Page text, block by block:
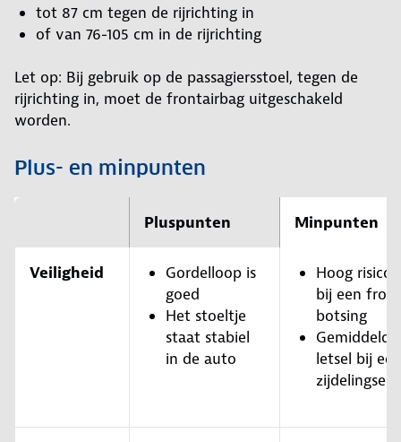
tot 87 cm tegen de rijrichting in
of van 76-105 cm in de rijrichting
Let op: Bij gebruik op de passagiersstoel, tegen de
rijrichting in, moet de frontairbag uitgeschakeld
worden.
Plus- en minpunten
Pluspunten Minpunten
Veiligheid
Gordelloop is
goed
Het stoeltje
staat stabiel
in de auto
Hoog risico
bij een
botsing
Gemiddeld
letsel bij een
zijdelingse